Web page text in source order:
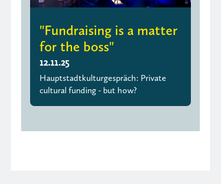
"Fundraising is a matter
for the boss"
12.11.25
Hauptstadtkulturgespräch: Private
cultural funding - but how?